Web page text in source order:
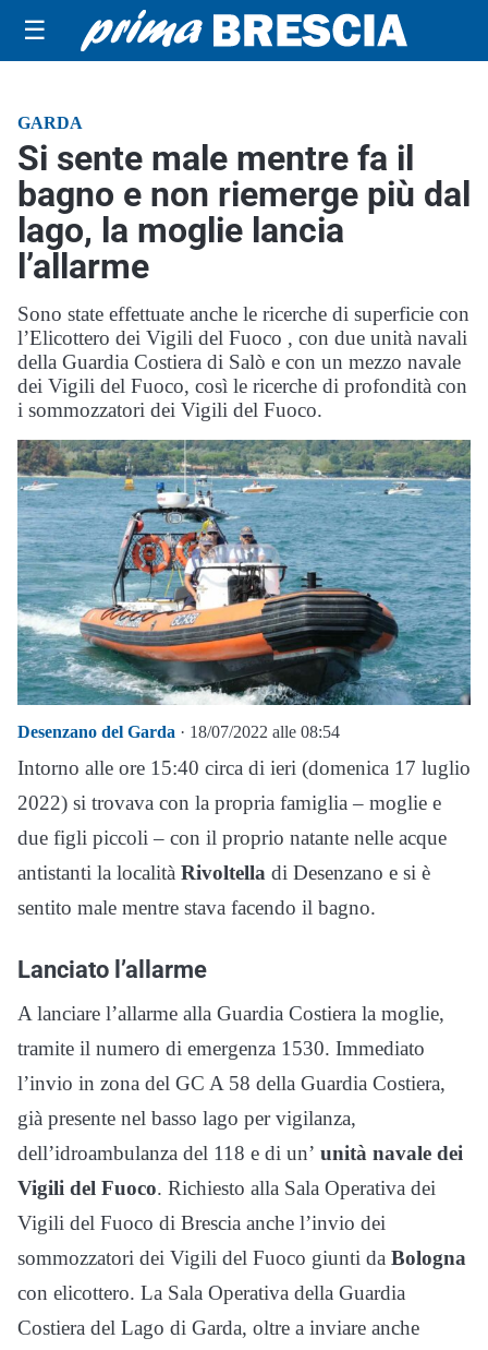
☰
GARDA
Si sente male mentre fa il
bagno e non riemerge più dal
lago, la moglie lancia
l’allarme
Sono state effettuate anche le ricerche di superficie con
l’Elicottero dei Vigili del Fuoco , con due unità navali
della Guardia Costiera di Salò e con un mezzo navale
dei Vigili del Fuoco, così le ricerche di profondità con
i sommozzatori dei Vigili del Fuoco.
Desenzano del Garda · 18/07/2022 alle 08:54
Intorno alle ore 15:40 circa di ieri (domenica 17 luglio
2022) si trovava con la propria famiglia – moglie e
due figli piccoli – con il proprio natante nelle acque
antistanti la località Rivoltella di Desenzano e si è
sentito male mentre stava facendo il bagno.
Lanciato l’allarme
A lanciare l’allarme alla Guardia Costiera la moglie,
tramite il numero di emergenza 1530. Immediato
l’invio in zona del GC A 58 della Guardia Costiera,
già presente nel basso lago per vigilanza,
dell’idroambulanza del 118 e di un’ unità navale dei
Vigili del Fuoco. Richiesto alla Sala Operativa dei
Vigili del Fuoco di Brescia anche l’invio dei
sommozzatori dei Vigili del Fuoco giunti da Bologna
con elicottero. La Sala Operativa della Guardia
Costiera del Lago di Garda, oltre a inviare anche